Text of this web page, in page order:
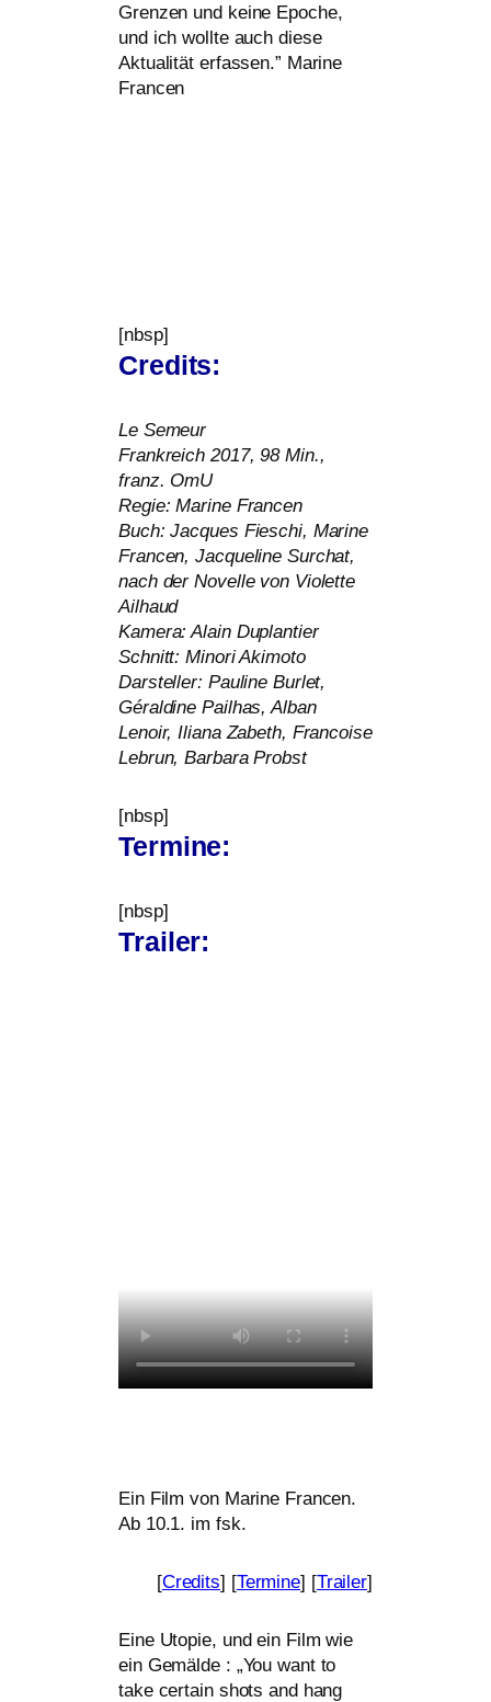
Grenzen und kei­ne Epoche,
und ich woll­te auch die­se
Aktualität erfas­sen.” Marine
Francen
[nbsp]
Credits:
Le Semeur
Frankreich 2017, 98 Min.,
franz. OmU
Regie: Marine Francen
Buch: Jacques Fieschi, Marine
Francen, Jacqueline Surchat,
nach der Novelle von Violette
Ailhaud
Kamera: Alain Duplantier
Schnitt: Minori Akimoto
Darsteller: Pauline Burlet,
Géraldine Pailhas, Alban
Lenoir, Iliana Zabeth, Francoise
Lebrun, Barbara Probst
[nbsp]
Termine:
[nbsp]
Trailer:
Ein Film von Marine Francen.
Ab 10.1. im fsk.
[Credits] [Termine] [Trailer]
Eine Utopie, und ein Film wie
ein Gemälde : „You want to
take cer­tain shots and hang